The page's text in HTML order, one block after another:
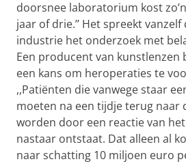
doorsnee laboratorium kost
jaar of drie.’’ Het spreekt
industrie het onderzoek met
Een producent van kunstlenzen
een kans om heroperaties te
,,Patiënten die vanwege staar
moeten na een tijdje terug naar
worden door een reactie van
nastaar ontstaat. Dat alleen al
naar schatting 10 miljoen euro